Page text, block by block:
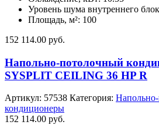
Уровень шума внутреннего
Площадь, м²: 100
152 114.00 руб.
Напольно-потолочный
SYSPLIT CEILING 36 HP R
Артикул: 57538 Категория:
кондиционеры
152 114.00 руб.